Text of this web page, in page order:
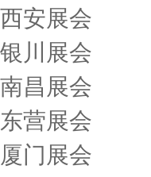
西安展会
银川展会
南昌展会
东营展会
厦门展会